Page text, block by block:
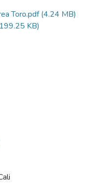
Toro.pdf(4.24 MB)
KB)